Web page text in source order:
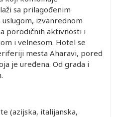
sa prilagođenim
izvanrednom
porodičnih aktivnosti i
i velnesom. Hotel se
mesta Aharavi, pored
je uređena. Od grada i
(azijska, italijanska,